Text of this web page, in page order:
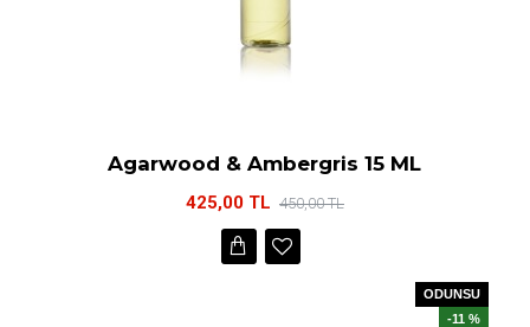
Agarwood & Ambergris 15 ML
425,00 TL 450,00 TL
ODUNSU
-11 %